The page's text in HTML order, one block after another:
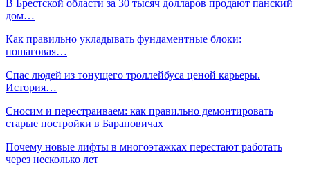
В Брестской области за 30 тысяч долларов продают панский
дом…
Как правильно укладывать фундаментные блоки:
пошаговая…
Спас людей из тонущего троллейбуса ценой карьеры.
История…
Сносим и перестраиваем: как правильно демонтировать
старые постройки в Барановичах
Почему новые лифты в многоэтажках перестают работать
через несколько лет